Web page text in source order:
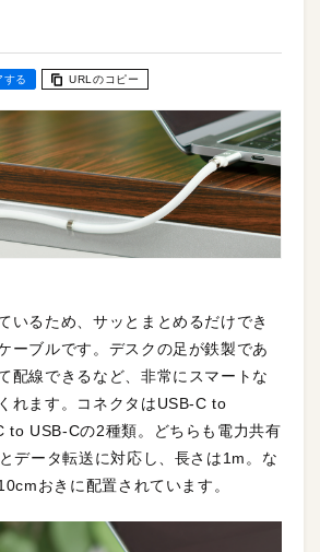
する URLのコピー
いるため、サッとまとめるだけでき
ーブルです。デスクの足が鉄製であ
配線できるなど、非常にスマートな
れます。コネクタはUSB-C to
to USB-Cの2種類。どちらも電力共有
データ転送に対応し、長さは1m。な
おきに配置されています。